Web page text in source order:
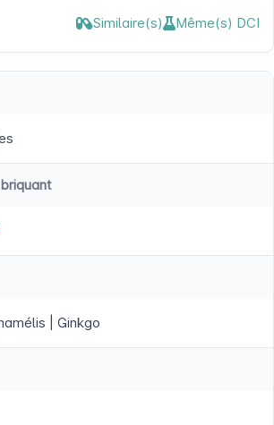
Similaire(s) Même(s) DCI
| Ginkgo